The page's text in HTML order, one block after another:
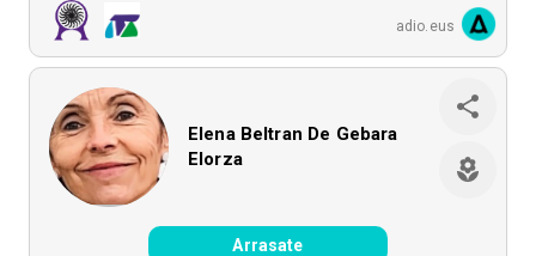
adio.eus
Elena Beltran De Gebara
Elorza
Arrasate